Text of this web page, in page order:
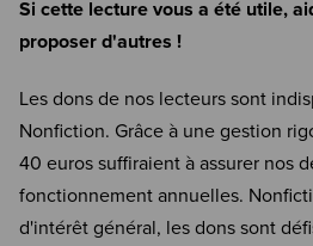
Si cette lecture vous a été utile,
proposer d'autres !
Les dons de nos lecteurs sont
Nonfiction. Grâce à une gestion
40 euros suffiraient à assurer nos
fonctionnement annuelles.
d'intérêt général, les dons sont